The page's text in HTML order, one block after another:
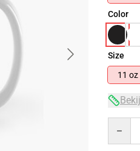
Color
Size
11 oz